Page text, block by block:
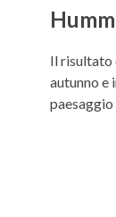
Il risultato
autunno e
paesaggio